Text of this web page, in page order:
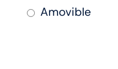
Amovible